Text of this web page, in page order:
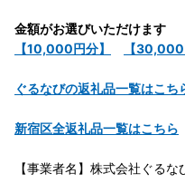
金額がお選びいただけます
【10,000円分】
【30,000
ぐるなびの返礼品一覧はこち
新宿区全返礼品一覧はこちら
【事業者名】株式会社ぐるな